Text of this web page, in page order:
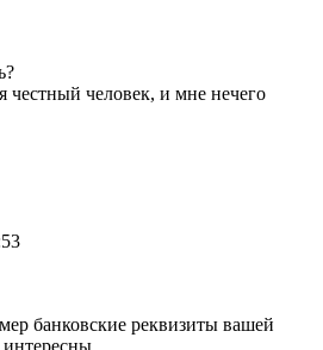
честный человек, и мне нечего
банковские реквизиты вашей